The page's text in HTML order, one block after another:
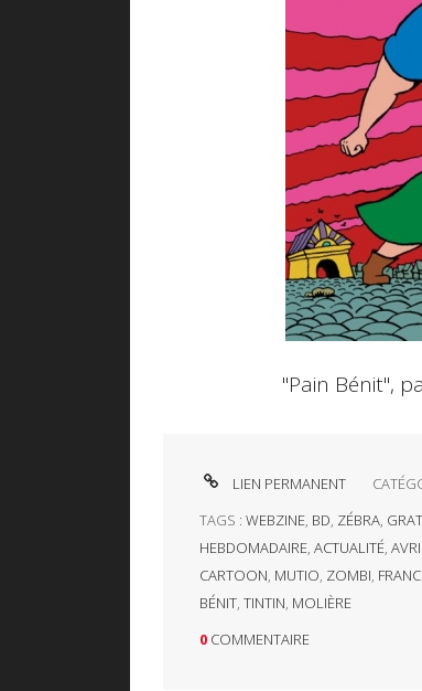
"Pain Bénit",
LIEN PERMANENT
TAGS : WEBZINE, BD, ZÉBRA,
HEBDOMADAIRE, ACTUALITÉ,
CARTOON, MUTIO, ZOMBI,
BÉNIT, TINTIN, MOLIÈRE
0 COMMENTAIRE